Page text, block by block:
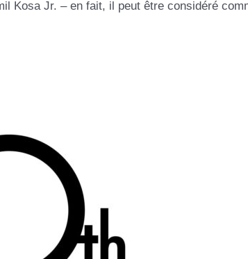
Kosa Jr. – en fait, il peut être considéré